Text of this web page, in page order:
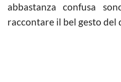
abbastanza confusa
raccontare il bel gesto del